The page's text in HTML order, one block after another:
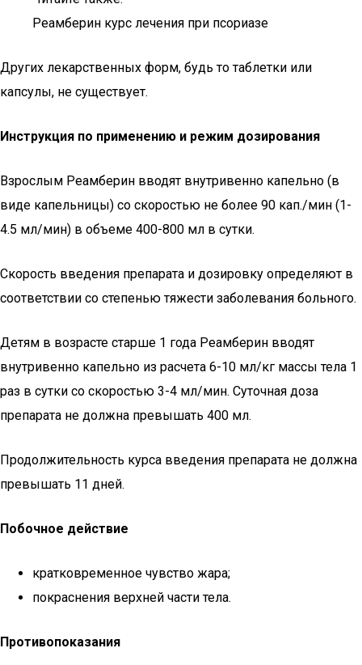
Реамберин курс лечения при псориазе
Других лекарственных форм, будь то таблетки или
капсулы, не существует.
Инструкция по применению и режим дозирования
Взрослым Реамберин вводят внутривенно капельно (в
виде капельницы) со скоростью не более 90 кап./мин (1-
4.5 мл/мин) в объеме 400-800 мл в сутки.
Скорость введения препарата и дозировку определяют в
соответствии со степенью тяжести заболевания больного.
Детям в возрасте старше 1 года Реамберин вводят
внутривенно капельно из расчета 6-10 мл/кг массы тела 1
раз в сутки со скоростью 3-4 мл/мин. Суточная доза
препарата не должна превышать 400 мл.
Продолжительность курса введения препарата не должна
превышать 11 дней.
Побочное действие
кратковременное чувство жара;
покраснения верхней части тела.
Противопоказания